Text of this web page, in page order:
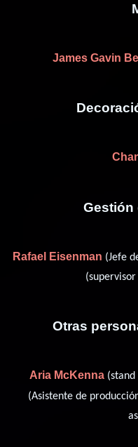
James Gavin
Gestión
Rafael Eisenman (Jefe
(supervisor
Otras
Aria McKenna
(Asistente de